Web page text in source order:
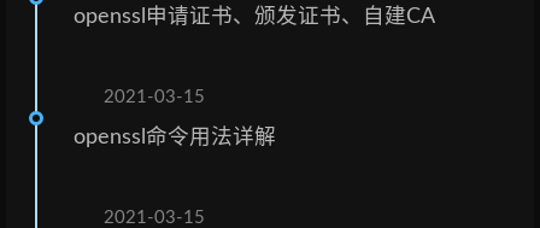
openssl申请证书、颁发证书、自建CA
2021-03-15
openssl命令用法详解
2021-03-15